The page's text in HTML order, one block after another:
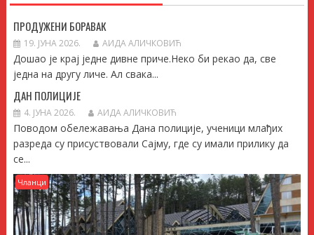
ПРОДУЖЕНИ БОРАВАК
19. ЈУНА 2026. АИДА АЛИЧКОВИЋ
Дошао је крај једне дивне приче.Неко би рекао да, све
једна на другу личе. Ал свака...
ДАН ПОЛИЦИЈЕ
4. ЈУНА 2026. АИДА АЛИЧКОВИЋ
Поводом обележавања Дана полиције, ученици млађих
разреда су присуствовали Сајму, где су имали прилику да
се...
Чланци